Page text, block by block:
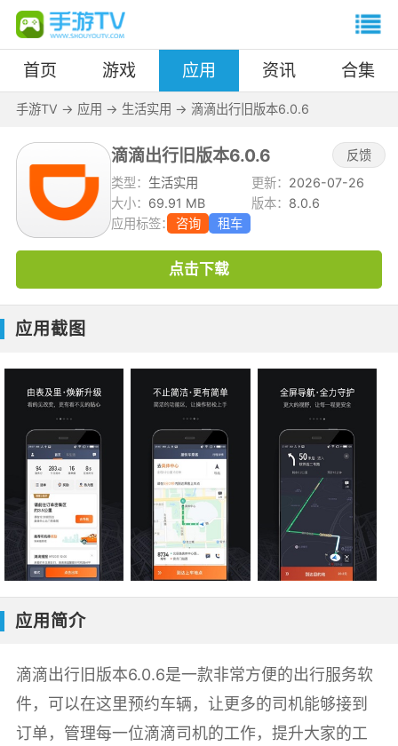
首页 游戏 应用 资讯 合集
手游TV -> 应用 -> 生活实用 -> 滴滴出行旧版本6.0.6
滴滴出行旧版本6.0.6
反馈
类型： 生活实用 更新： 2026-07-26
大小： 69.91 MB 版本： 8.0.6
应用标签：
咨询 租车
点击下载
应用截图
应用简介
滴滴出行旧版本6.0.6是一款非常方便的出行服务软
件，可以在这里预约车辆，让更多的司机能够接到
订单，管理每一位滴滴司机的工作，提升大家的工